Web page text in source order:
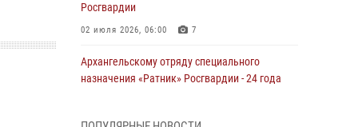
Росгвардии
02 июля 2026, 06:00 7
Архангельскому отряду специального
назначения «Ратник» Росгвардии - 24 года